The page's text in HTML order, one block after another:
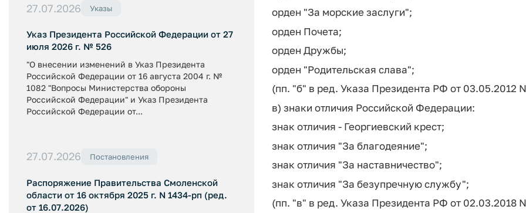
27.07.2026 Указы
Указ Президента Российской Федерации от 27
июля 2026 г. № 526
"О внесении изменений в Указ Президента
Российской Федерации от 16 августа 2004 г. №
1082 "Вопросы Министерства обороны
Российской Федерации" и Указ Президента
Российской Федерации от...
27.07.2026 Постановления
Распоряжение Правительства Смоленской
области от 16 октября 2025 г. N 1434-рп (ред.
от 16.07.2026)
орден "За морские заслуги";
орден Почета;
орден Дружбы;
орден "Родительская слава";
(пп. "б" в ред. Указа Президента РФ от 03.05.2012
в) знаки отличия Российской Федерации:
знак отличия - Георгиевский крест;
знак отличия "За благодеяние";
знак отличия "За наставничество";
знак отличия "За безупречную службу";
(пп. "в" в ред. Указа Президента РФ от 02.03.2018